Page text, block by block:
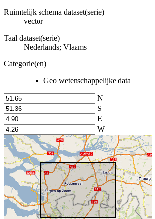
Ruimtelijk schema dataset(serie)
vector
Taal dataset(serie)
Nederlands; Vlaams
Categorie(en)
Geo wetenschappelijke data
N
S
E
W